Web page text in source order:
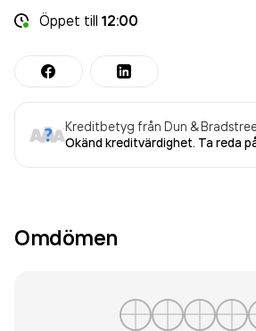
Öppet till 12:00
Kreditbetyg från Dun &
Okänd kreditvärdighet. Ta reda
Omdömen